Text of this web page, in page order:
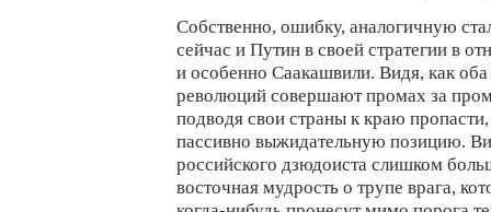
Собственно, ошибку, аналогичную
сейчас и Путин в своей стратегии в
и особенно Саакашвили. Видя, как
революций совершают промах за
подводя свои страны к краю
пассивно выжидательную позицию.
российского дзюдоиста слишком
восточная мудрость о трупе врага,